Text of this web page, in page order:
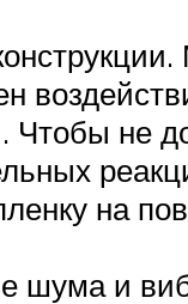
Чтобы не
на
шума и